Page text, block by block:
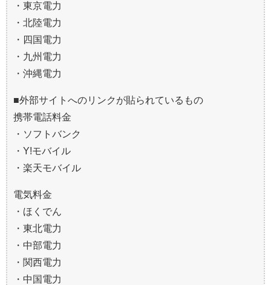
・東京電力
・北陸電力
・四国電力
・九州電力
・沖縄電力
■外部サイトへのリンクが貼られているもの
携帯電話料金
・ソフトバンク
・Y!モバイル
・楽天モバイル
電気料金
・ほくでん
・東北電力
・中部電力
・関西電力
・中国電力